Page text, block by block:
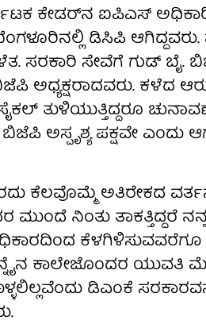
ಕೇಡರ್‌ನ ಐಪಿಎಸ್‌
ಡಿಸಿಪಿ
ಸರಕಾರಿ ಸೇವೆಗೆ ಗುಡ್‌ ಬೈ.
ಅಧ್ಯಕ್ಷರಾದವರು. ಕಳೆದ
ತುಳಿಯುತ್ತಿದ್ದರೂ
ಅಸ್ಪೃಶ್ಯ ಪಕ್ಷವೇ ಎಂದು
ಕೆಲವೊಮ್ಮೆ ಅತಿರೇಕದ
ಮುಂದೆ ನಿಂತು ತಾಕತ್ತಿದ್ದರೆ
ಕೆಳಗಿಳಿಸುವವರೆಗೂ
ಕಾಲೇಜೊಂದರ ಯುವತಿ
ಡಿಎಂಕೆ